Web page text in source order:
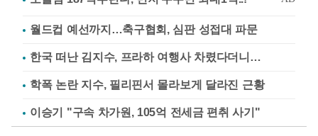
월드컵 예선까지…축구협회, 심판 성접대 파문
한국 떠난 김지수, 프라하 여행사 차렸다더니…
학폭 논란 지수, 필리핀서 몰라보게 달라진 근황
이승기 "구속 차가원, 105억 전세금 편취 사기"